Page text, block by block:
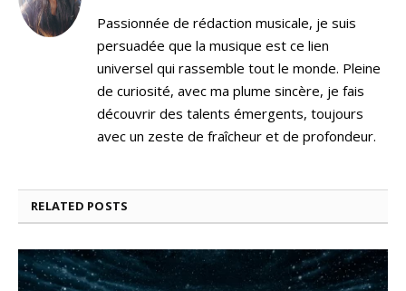
Passionnée de rédaction musicale, je suis
persuadée que la musique est ce lien
universel qui rassemble tout le monde. Pleine
de curiosité, avec ma plume sincère, je fais
découvrir des talents émergents, toujours
avec un zeste de fraîcheur et de profondeur.
RELATED POSTS